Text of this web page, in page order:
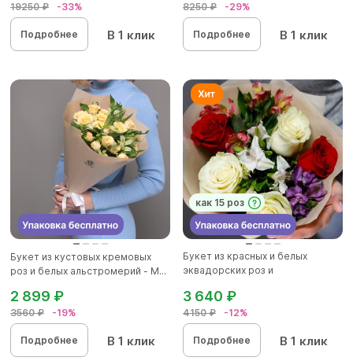
19250 ₽ -33%
Подробнее В 1 клик
8250 ₽ -29%
Подробнее В 1 клик
Букет из кустовых кремовых
роз и белых альстромерий - M...
3560 ₽ -19%
2 899 ₽
Подробнее В 1 клик
как 15 роз
Букет из красных и белых
эквадорских роз и
4150 ₽ -12%
3 640 ₽
Подробнее В 1 клик